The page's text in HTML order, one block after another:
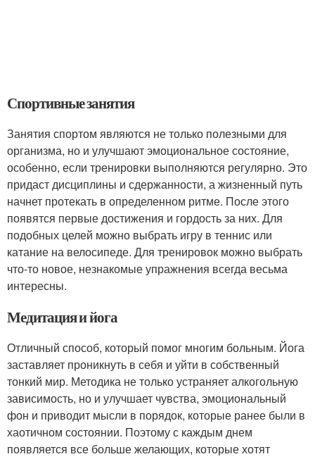
Спортивные занятия
Занятия спортом являются не только полезными для
организма, но и улучшают эмоциональное состояние,
особенно, если тренировки выполняются регулярно. Это
придаст дисциплины и сдержанности, а жизненный путь
начнет протекать в определенном ритме. После этого
появятся первые достижения и гордость за них. Для
подобных целей можно выбрать игру в теннис или
катание на велосипеде. Для тренировок можно выбрать
что-то новое, незнакомые упражнения всегда весьма
интересны.
Медитация и йога
Отличный способ, который помог многим больным. Йога
заставляет проникнуть в себя и уйти в собственный
тонкий мир. Методика не только устраняет алкогольную
зависимость, но и улучшает чувства, эмоциональный
фон и приводит мысли в порядок, которые ранее были в
хаотичном состоянии. Поэтому с каждым днем
появляется все больше желающих, которые хотят